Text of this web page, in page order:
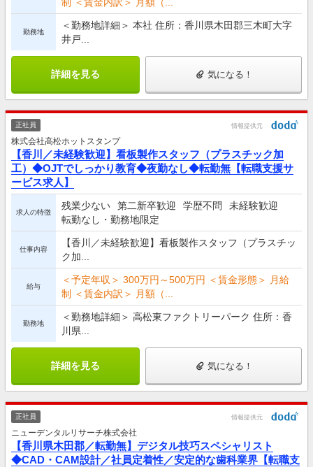
勤務地
＜勤務地詳細＞ 本社 住所：香川県木田郡三木町大字
井戸...
詳細を見る 気になる！
正社員 情報提供元
株式会社高松ホットスタンプ
【香川／未経験歓迎】看板製作スタッフ（プラスチック加
工）◆OJTでしっかり教育◆夜勤なし◆転勤無【転職支援サ
ービス求人】
求人の特徴
残業少ない 第二新卒歓迎 学歴不問
未経験歓迎
転勤なし・勤務地限定
仕事内容
【香川／未経験歓迎】看板製作スタッフ（プラスチッ
ク加...
給与
＜予定年収＞ 300万円～500万円 ＜賃金形態＞ 月給
制 ＜賃金内訳＞ 月額（...
勤務地
＜勤務地詳細＞ 高松東ファクトリーパーク 住所：香
川県...
詳細を見る 気になる！
正社員 情報提供元
ニューデンタルリサーチ株式会社
【香川県木田郡／転勤無】デジタル技巧スペシャリスト
◆CAD・CAM設計／社員定着性／安定的な歯科業界【転職支